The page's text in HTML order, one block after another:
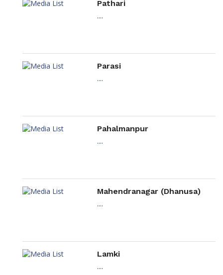
Pathari
....
Parasi
....
Pahalmanpur
....
Mahendranagar (Dhanusa)
....
Lamki
....